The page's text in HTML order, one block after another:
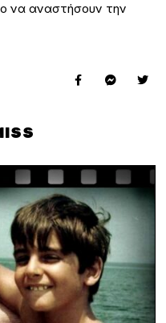
να αναστήσουν την